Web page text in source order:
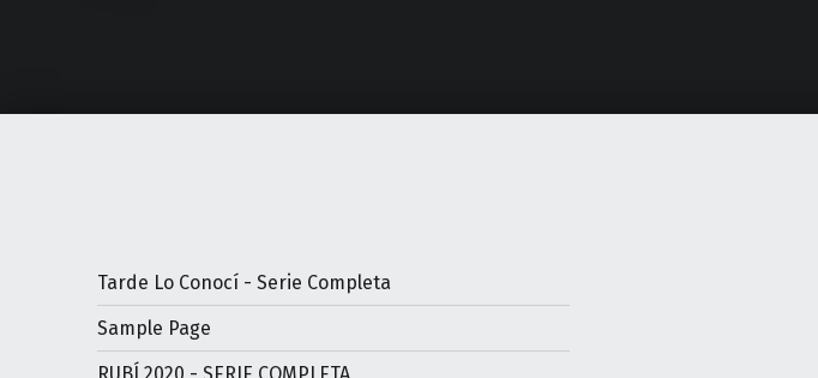
Tarde Lo Conocí - Serie Completa
Sample Page